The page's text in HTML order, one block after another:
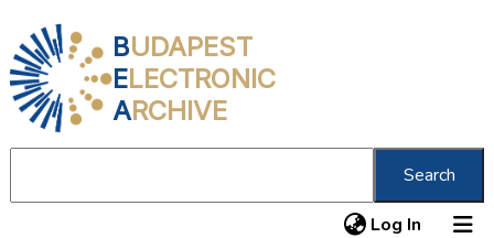
BUDAPEST
ELECTRONIC
ARCHIVE
Search
Log In (current)